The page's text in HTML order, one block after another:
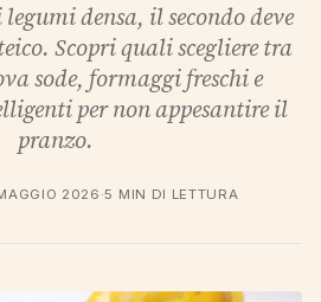
densa, il secondo deve
Scopri quali scegliere tra
sode, formaggi freschi e
per non appesantire il
pranzo.
2026 ·5 MIN DI LETTURA